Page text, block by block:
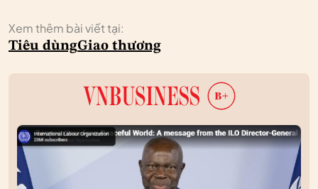
Xem thêm bài viết tại:
Tiêu dùngGiao thương